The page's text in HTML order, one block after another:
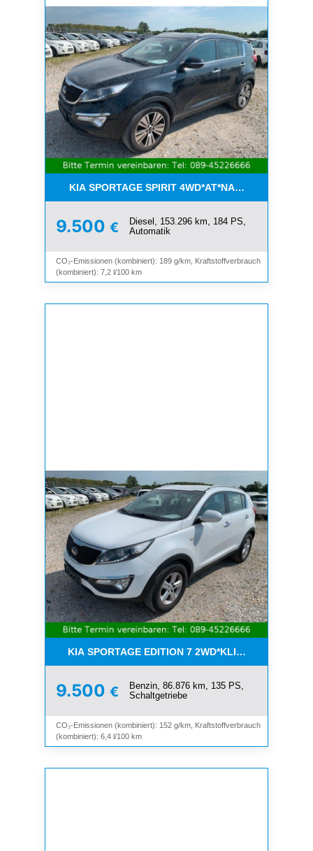
KIA SPORTAGE SPIRIT 4WD*AT*NAVI*8-
9.500 €
Diesel, 153.296 km, 184 PS,
Automatik
CO₂-Emissionen (kombiniert): 189 g/km, Kraftstoffverbrauch
(kombiniert): 7,2 l/100 km
KIA SPORTAGE EDITION 7
9.500 €
Benzin, 86.876 km, 135 PS,
Schaltgetriebe
CO₂-Emissionen (kombiniert): 152 g/km, Kraftstoffverbrauch
(kombiniert): 6,4 l/100 km